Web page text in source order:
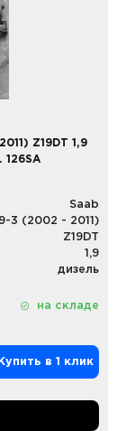
Z19DT 1,9
Saab
9-3 (2002 - 2011)
Z19DT
1,9
дизель
на складе
Купить в 1 клик